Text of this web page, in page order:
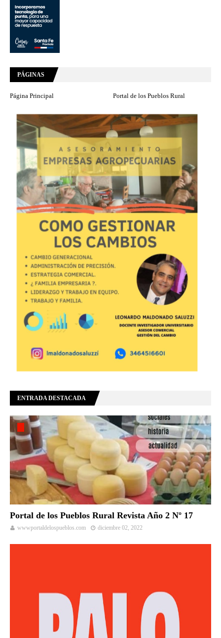
PÁGINAS
Página Principal Portal de los Pueblos Rural
ENTRADA DESTACADA
Portal de los Pueblos Rural Revista Año 2 Nº 17
wwwportaldelospueblos.com diciembre 02, 2022